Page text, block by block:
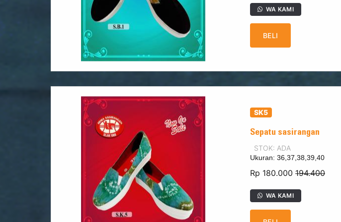
WA KAMI
BELI
SK5
Sepatu sasirangan
STOK: ADA
Ukuran: 36,37,38,39,40
Rp 180.000 194.400
WA KAMI